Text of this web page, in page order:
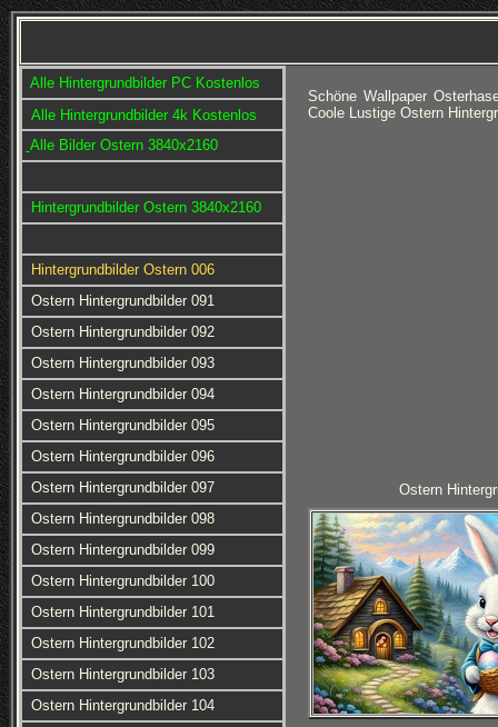
Alle Hintergrundbilder PC Kostenlos
Alle Hintergrundbilder 4k Kostenlos
Alle Bilder Ostern 3840x2160
Hintergrundbilder Ostern 3840x2160
Hintergrundbilder Ostern 006
Ostern Hintergrundbilder 091
Ostern Hintergrundbilder 092
Ostern Hintergrundbilder 093
Ostern Hintergrundbilder 094
Ostern Hintergrundbilder 095
Ostern Hintergrundbilder 096
Ostern Hintergrundbilder 097
Ostern Hintergrundbilder 098
Ostern Hintergrundbilder 099
Ostern Hintergrundbilder 100
Ostern Hintergrundbilder 101
Ostern Hintergrundbilder 102
Ostern Hintergrundbilder 103
Ostern Hintergrundbilder 104
Schöne Wallpaper
Coole Lustige Ostern
Ostern